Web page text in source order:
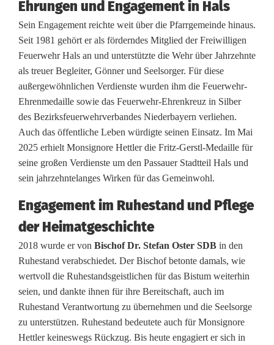
Ehrungen und Engagement in Hals
Sein Engagement reichte weit über die Pfarrgemeinde hinaus.
Seit 1981 gehört er als förderndes Mitglied der Freiwilligen
Feuerwehr Hals an und unterstützte die Wehr über Jahrzehnte
als treuer Begleiter, Gönner und Seelsorger. Für diese
außergewöhnlichen Verdienste wurden ihm die Feuerwehr-
Ehrenmedaille sowie das Feuerwehr-Ehrenkreuz in Silber
des Bezirksfeuerwehrverbandes Niederbayern verliehen.
Auch das öffentliche Leben würdigte seinen Einsatz. Im Mai
2025 erhielt Monsignore Hettler die Fritz-Gerstl-Medaille für
seine großen Verdienste um den Passauer Stadtteil Hals und
sein jahrzehntelanges Wirken für das Gemeinwohl.
Engagement im Ruhestand und Pflege
der Heimatgeschichte
2018 wurde er von Bischof Dr. Stefan Oster SDB in den
Ruhestand verabschiedet. Der Bischof betonte damals, wie
wertvoll die Ruhestandsgeistlichen für das Bistum weiterhin
seien, und dankte ihnen für ihre Bereitschaft, auch im
Ruhestand Verantwortung zu übernehmen und die Seelsorge
zu unterstützen. Ruhestand bedeutete auch für Monsignore
Hettler keineswegs Rückzug. Bis heute engagiert er sich in